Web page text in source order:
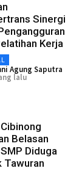
Sinergi
Kerja
Agung Saputra
lalu
Belasan
Diduga
Tawuran